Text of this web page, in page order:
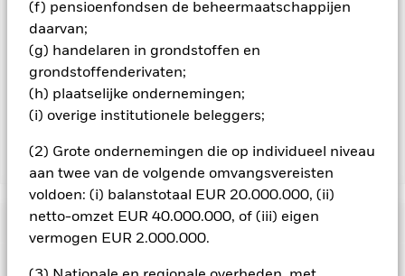
(f) pensioenfondsen de beheermaatschappijen
daarvan;
(g) handelaren in grondstoffen en
grondstoffenderivaten;
(h) plaatselijke ondernemingen;
(i) overige institutionele beleggers;
(2) Grote ondernemingen die op individueel niveau
aan twee van de volgende omvangsvereisten
voldoen: (i) balanstotaal EUR 20.000.000, (ii)
netto-omzet EUR 40.000.000, of (iii) eigen
vermogen EUR 2.000.000.
te reduceren, ontvangt het Fonds 62,5% van de hiermee
verbonden inkomsten en komen de resterende 37,5% ten
goede aan BlackRock als effectenuitleenagent. Aangezien de
verdeling van opbrengsten uit effectenleningen de
exploitatiekosten van het Fonds niet verhoogt, is deze niet in
BGF European Equity Income Fund
Risicometer
Performance